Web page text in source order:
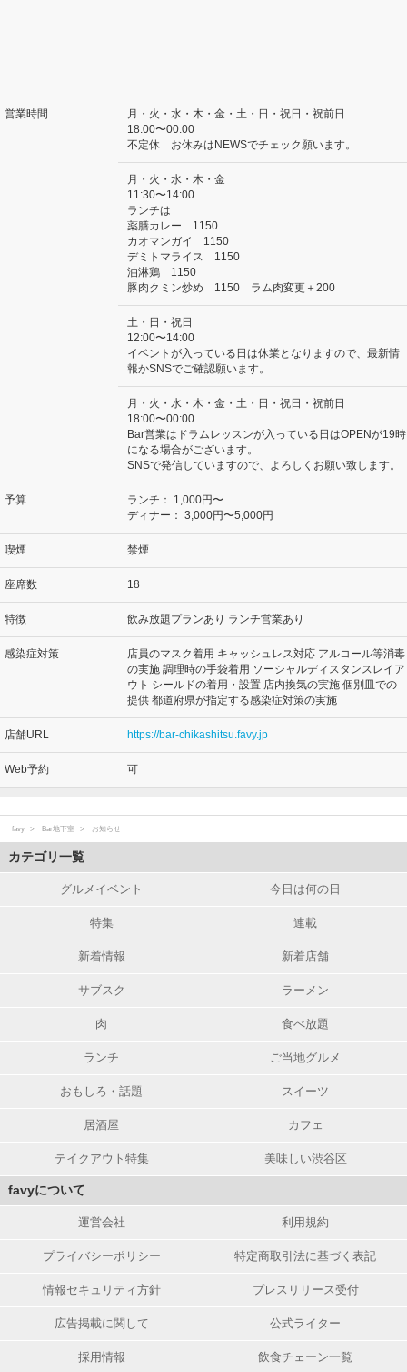
営業時間
月・火・水・木・金・土・日・祝日・祝前日
18:00〜00:00
不定休 お休みはNEWSでチェック願います。
月・火・水・木・金
11:30〜14:00
ランチは
薬膳カレー 1150
カオマンガイ 1150
デミトマライス 1150
油淋鶏 1150
豚肉クミン炒め 1150 ラム肉変更＋200
土・日・祝日
12:00〜14:00
イベントが入っている日は休業となりますので、最新情
報かSNSでご確認願います。
月・火・水・木・金・土・日・祝日・祝前日
18:00〜00:00
Bar営業はドラムレッスンが入っている日はOPENが19時
になる場合がございます。
SNSで発信していますので、よろしくお願い致します。
予算 ランチ：
1,000円〜
ディナー： 3,000円〜5,000円
喫煙 禁煙
座席数 18
特徴 飲み放題プランあり ランチ営業あり
感染症対策
店員のマスク着用 キャッシュレス対応 アルコール等消毒
の実施 調理時の手袋着用 ソーシャルディスタンスレイア
ウト シールドの着用・設置 店内換気の実施 個別皿での
提供 都道府県が指定する感染症対策の実施
店舗URL https://bar-chikashitsu.favy.jp
Web予約 可
favy Bar地下室 お知らせ
カテゴリ一覧
グルメイベント 今日は何の日
特集 連載
新着情報 新着店舗
サブスク ラーメン
肉 食べ放題
ランチ ご当地グルメ
おもしろ・話題 スイーツ
居酒屋 カフェ
テイクアウト特集 美味しい渋谷区
favyについて
運営会社 利用規約
プライバシーポリシー 特定商取引法に基づく表記
情報セキュリティ方針 プレスリリース受付
広告掲載に関して 公式ライター
採用情報 飲食チェーン一覧